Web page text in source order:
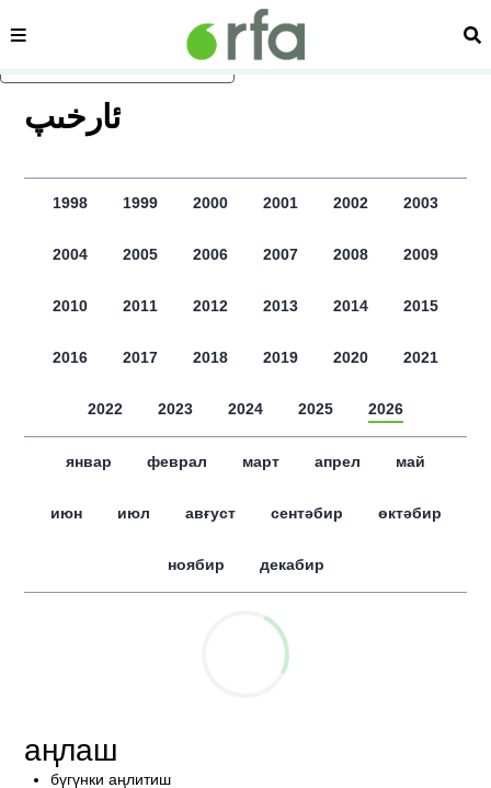
асаслиқ мәзмунға атлаң
сәһипә
ﺋﺎﺭﺧﯩﭗ
1998 1999 2000 2001 2002 2003
2004 2005 2006 2007 2008 2009
2010 2011 2012 2013 2014 2015
2016 2017 2018 2019 2020 2021
2022 2023 2024 2025 2026
январ феврал март апрел май
июн июл авғуст сентәбир өктәбир
ноябир декабир
аңлаш
бүгүнки аңлитиш